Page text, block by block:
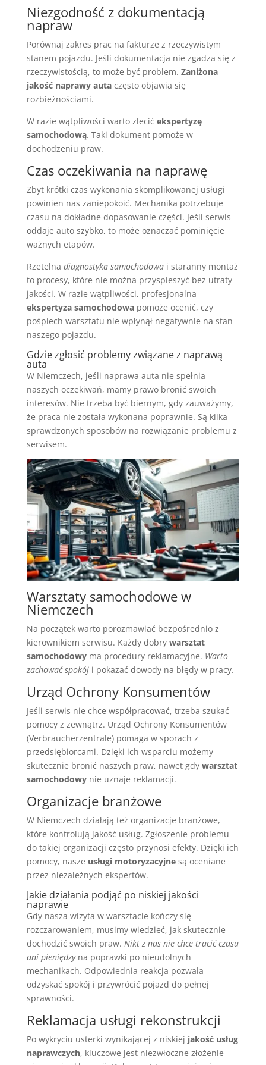
Niezgodność z dokumentacją
napraw
Porównaj zakres prac na fakturze z rzeczywistym
stanem pojazdu. Jeśli dokumentacja nie zgadza się z
rzeczywistością, to może być problem. Zaniżona
jakość naprawy autaczęsto objawia się
rozbieżnościami.
W razie wątpliwości warto zlecić ekspertyzę
samochodową. Taki dokument pomoże w
dochodzeniu praw.
Czas oczekiwania na naprawę
Zbyt krótki czas wykonania skomplikowanej usługi
powinien nas zaniepokoić. Mechanika potrzebuje
czasu na dokładne dopasowanie części. Jeśli serwis
oddaje auto szybko, to może oznaczać pominięcie
ważnych etapów.
Rzetelna diagnostyka samochodowai staranny montaż
to procesy, które nie można przyspieszyć bez utraty
jakości. W razie wątpliwości, profesjonalna
ekspertyza samochodowapomoże ocenić, czy
pośpiech warsztatu nie wpłynął negatywnie na stan
naszego pojazdu.
Gdzie zgłosić problemy związane z naprawą
auta
W Niemczech, jeśli naprawa auta nie spełnia
naszych oczekiwań, mamy prawo bronić swoich
interesów. Nie trzeba być biernym, gdy zauważymy,
że praca nie została wykonana poprawnie. Są kilka
sprawdzonych sposobów na rozwiązanie problemu z
serwisem.
Warsztaty samochodowe w
Niemczech
Na początek warto porozmawiać bezpośrednio z
kierownikiem serwisu. Każdy dobry warsztat
samochodowyma procedury reklamacyjne. Warto
zachować spokóji pokazać dowody na błędy w pracy.
Urząd Ochrony Konsumentów
Jeśli serwis nie chce współpracować, trzeba szukać
pomocy z zewnątrz. Urząd Ochrony Konsumentów
(Verbraucherzentrale) pomaga w sporach z
przedsiębiorcami. Dzięki ich wsparciu możemy
skutecznie bronić naszych praw, nawet gdy warsztat
samochodowynie uznaje reklamacji.
Organizacje branżowe
W Niemczech działają też organizacje branżowe,
które kontrolują jakość usług. Zgłoszenie problemu
do takiej organizacji często przynosi efekty. Dzięki ich
pomocy, nasze usługi motoryzacyjnesą oceniane
przez niezależnych ekspertów.
Jakie działania podjąć po niskiej jakości
naprawie
Gdy nasza wizyta w warsztacie kończy się
rozczarowaniem, musimy wiedzieć, jak skutecznie
dochodzić swoich praw. Nikt z nas nie chce tracić czasu
ani pieniędzyna poprawki po nieudolnych
mechanikach. Odpowiednia reakcja pozwala
odzyskać spokój i przywrócić pojazd do pełnej
sprawności.
Reklamacja usługi rekonstrukcji
Po wykryciu usterki wynikającej z niskiej jakość usług
naprawczych, kluczowe jest niezwłoczne złożenie